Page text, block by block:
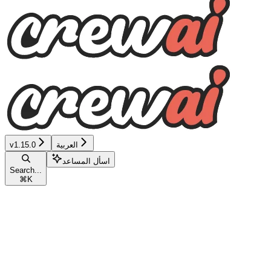
v1.15.0 العربية
Search...
⌘ K
اسأل المساعد